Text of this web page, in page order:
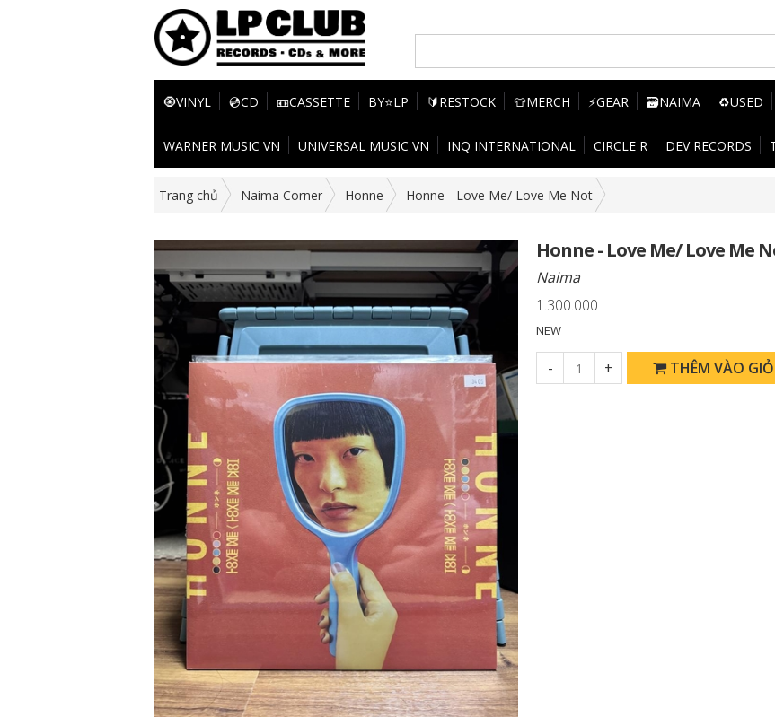
🧿VINYL 💿CD 📼CASSETTE BY⭐LP 🔰RESTOCK 👕MERCH ⚡GEAR 🗃️NAIMA ♻️USED
WARNER MUSIC VN UNIVERSAL MUSIC VN INQ INTERNATIONAL CIRCLE R DEV RECORDS
Trang chủ Naima Corner Honne Honne - Love Me/ Love Me Not
Honne - Love Me/ Love Me
Naima
1.300.000
NEW
+
- THÊM VÀO GIỎ